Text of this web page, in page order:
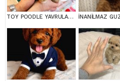
TOY POODLE YAVRULARIM